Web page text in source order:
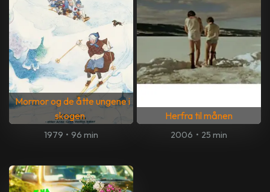
Mormor og de åtte ungene i
skogen
1979 • 96 min
Herfra til månen
2006 • 25 min